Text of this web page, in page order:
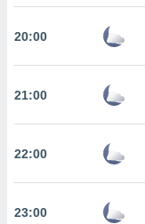
o
aunque
no
acceder a
abono
20:00
21:00
22:00
23:00